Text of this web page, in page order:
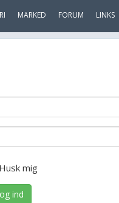
MARKED FORUM LINKS
Husk mig
ind